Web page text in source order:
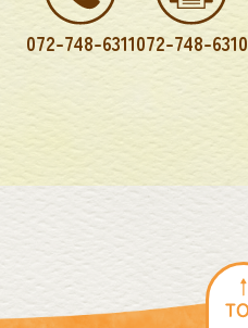
072-748-6311072-748-6310